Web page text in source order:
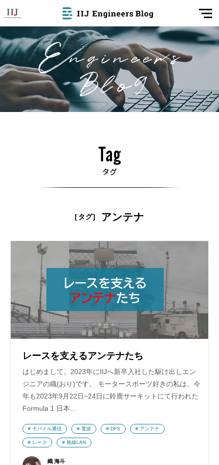
[タグ] アンテナ
レースを支えるアンテナたち
はじめまして。2023年にIIJへ新卒入社した駆け出しエン
ジニアの織(おり)です。 モータースポーツ好きの私は、今
年も2023年9月22日~24日に鈴鹿サーキットにて行われた
Formula 1 日本…
織 海斗
モバイル通信 電波 DFS アンテナ
レース 無線LAN